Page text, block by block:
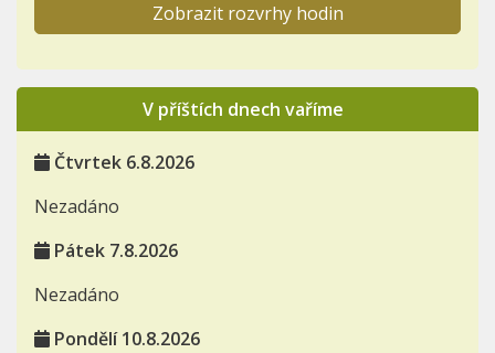
Zobrazit rozvrhy hodin
V příštích dnech vaříme
Čtvrtek 6.8.2026
Nezadáno
Pátek 7.8.2026
Nezadáno
Pondělí 10.8.2026